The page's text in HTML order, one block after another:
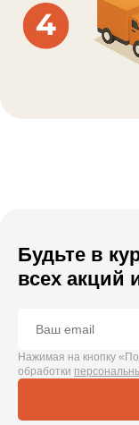
Будьте в
всех акций
Нажимая на кнопку
обработки